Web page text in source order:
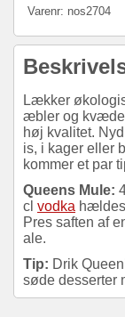
Varenr: nos2704
Lækker
æbler og
høj kvalitet.
is, i kager eller
kommer et par
Queens Mule:
cl vodka
Pres saften af
ale.
Tip: Drik
søde desserter